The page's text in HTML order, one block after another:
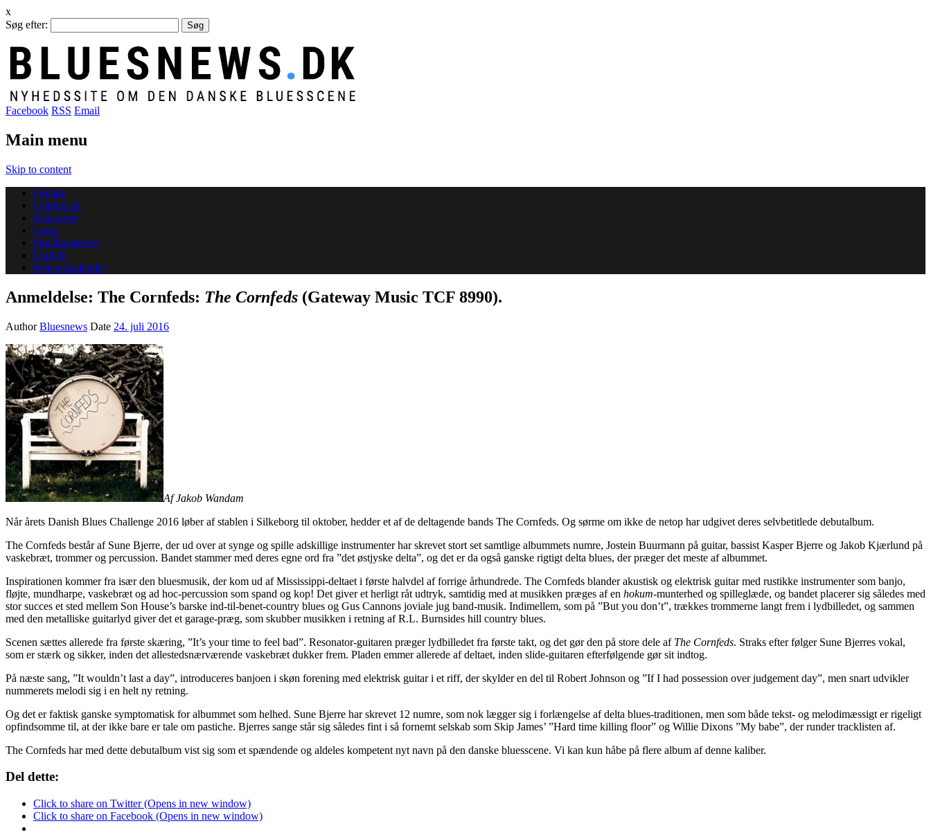
x
Søg efter:
Facebook RSS Email
Main menu
Skip to content
Forside
Udgivelser
Koncerter
Links
Om Bluesnews
English
Koncertkalender
Anmeldelse: The Cornfeds: The Cornfeds (Gateway Music TCF 8990).
AuthorBluesnews Date 24. juli 2016
Af Jakob Wandam
Når årets Danish Blues Challenge 2016 løber af stablen i Silkeborg til oktober, hedder et af de deltagende bands The Cornfeds. Og sørme om ikke de netop har udgivet deres selvbetitlede debutalbum.
The Cornfeds består af Sune Bjerre, der ud over at synge og spille adskillige instrumenter har skrevet stort set samtlige albummets numre, Jostein Buurmann på guitar, bassist Kasper Bjerre og Jakob Kjærlund på
vaskebræt, trommer og percussion. Bandet stammer med deres egne ord fra ”det østjyske delta”, og det er da også ganske rigtigt delta blues, der præger det meste af albummet.
Inspirationen kommer fra især den bluesmusik, der kom ud af Mississippi-deltaet i første halvdel af forrige århundrede. The Cornfeds blander akustisk og elektrisk guitar med rustikke instrumenter som banjo,
fløjte, mundharpe, vaskebræt og ad hoc-percussion som spand og kop! Det giver et herligt råt udtryk, samtidig med at musikken præges af en hokum-munterhed og spilleglæde, og bandet placerer sig således med
stor succes et sted mellem Son House’s barske ind-til-benet-country blues og Gus Cannons joviale jug band-musik. Indimellem, som på ”But you don’t”, trækkes trommerne langt frem i lydbilledet, og sammen
med den metalliske guitarlyd giver det et garage-præg, som skubber musikken i retning af R.L. Burnsides hill country blues.
Scenen sættes allerede fra første skæring, ”It’s your time to feel bad”. Resonator-guitaren præger lydbilledet fra første takt, og det gør den på store dele af The Cornfeds. Straks efter følger Sune Bjerres vokal,
som er stærk og sikker, inden det allestedsnærværende vaskebræt dukker frem. Pladen emmer allerede af deltaet, inden slide-guitaren efterfølgende gør sit indtog.
På næste sang, ”It wouldn’t last a day”, introduceres banjoen i skøn forening med elektrisk guitar i et riff, der skylder en del til Robert Johnson og ”If I had possession over judgement day”, men snart udvikler
nummerets melodi sig i en helt ny retning.
Og det er faktisk ganske symptomatisk for albummet som helhed. Sune Bjerre har skrevet 12 numre, som nok lægger sig i forlængelse af delta blues-traditionen, men som både tekst- og melodimæssigt er rigeligt
opfindsomme til, at der ikke bare er tale om pastiche. Bjerres sange står sig således fint i så fornemt selskab som Skip James’ ”Hard time killing floor” og Willie Dixons ”My babe”, der runder tracklisten af.
The Cornfeds har med dette debutalbum vist sig som et spændende og aldeles kompetent nyt navn på den danske bluesscene. Vi kan kun håbe på flere album af denne kaliber.
Del dette:
Click to share on Twitter (Opens in new window)
Click to share on Facebook (Opens in new window)